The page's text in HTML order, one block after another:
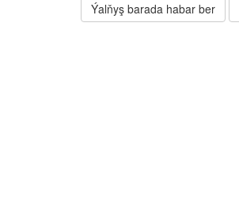
Ýalňyş barada habar ber